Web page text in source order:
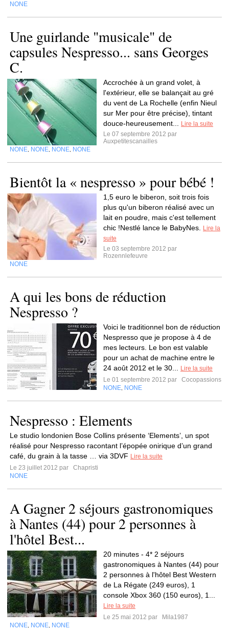
NONE
Une guirlande "musicale" de
capsules Nespresso... sans Georges
C.
Accrochée à un grand volet, à
l'extérieur, elle se balançait au gré
du vent de La Rochelle (enfin Nieul
sur Mer pour être précise), tintant
douce-heureusement...
Lire la suite
Le 07 septembre 2012 par
Auxpetitescanailles
NONE NONE NONE NONE
Bientôt la « nespresso » pour bébé !
1,5 euro le biberon, soit trois fois
plus qu'un biberon réalisé avec un
lait en poudre, mais c'est tellement
chic !Nestlé lance le BabyNes.
Lire la
suite
Le 03 septembre 2012 par
Rozennlefeuvre
NONE
A qui les bons de réduction
Nespresso ?
Voici le traditionnel bon de réduction
Nespresso que je propose à 4 de
mes lecteurs. Le bon est valable
pour un achat de machine entre le
24 août 2012 et le 30...
Lire la suite
Le 01 septembre 2012 par
Cocopassions
NONE NONE
Nespresso : Elements
Le studio londonien Bose Collins présente ‘Elements’, un spot
réalisé pour Nespresso racontant l’épopée onirique d’un grand
café, du grain à la tasse … via 3DVF Lire la suite
Le 23 juillet 2012 par
Chapristi
NONE
A Gagner 2 séjours gastronomiques
à Nantes (44) pour 2 personnes à
l'hôtel Best...
20 minutes - 4* 2 séjours
gastronomiques à Nantes (44) pour
2 personnes à l'hôtel Best Western
de La Régate (249 euros), 1
console Xbox 360 (150 euros), 1...
Lire la suite
Le 25 mai 2012 par
Mila1987
NONE NONE NONE